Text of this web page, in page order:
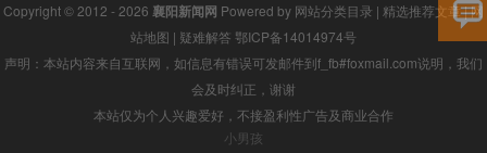
Copyright © 2012 - 2026 襄阳新闻网 Powered by 网站分类目录 | 精选推荐文章|网
站地图 | 疑难解答 鄂ICP备14014974号
声明：本站内容来自互联网，如信息有错误可发邮件到f_fb#foxmail.com说明，我们
会及时纠正，谢谢
本站仅为个人兴趣爱好，不接盈利性广告及商业合作
小男孩